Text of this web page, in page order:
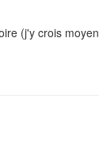
(j'y crois moyen